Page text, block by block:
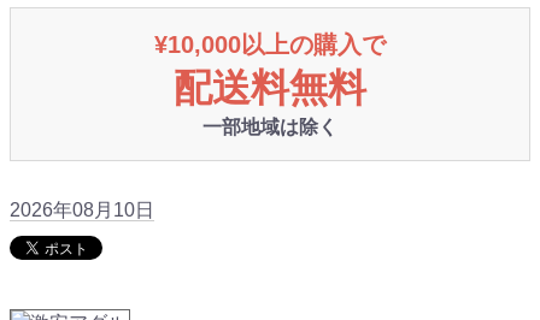
¥10,000以上の購入で
配送料無料
一部地域は除く
2026年08月10日